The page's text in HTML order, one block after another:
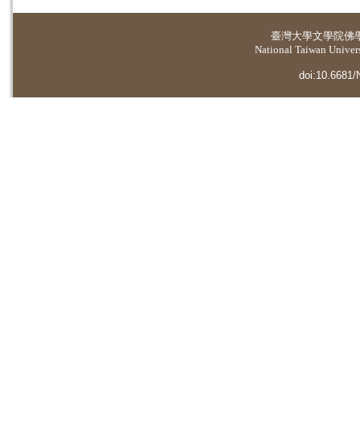
臺灣大學文學院佛
National Taiwan
doi:10.6681/